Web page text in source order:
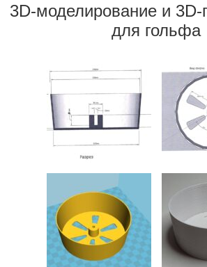
3D-моделирование и 3D-
для гольфа